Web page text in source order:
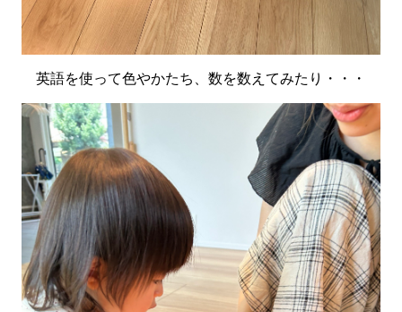
英語を使って色やかたち、数を数えてみたり・・・